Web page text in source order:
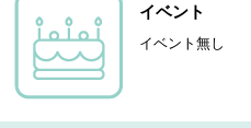
イベント
イベント無し